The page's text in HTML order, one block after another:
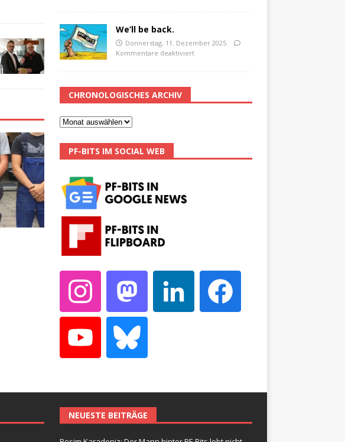
We’ll be back.
Donnerstag, 11. Dezember 2025
Kommentare deaktiviert
CHRONOLOGISCHES ARCHIV
PF-BITS IM SOCIAL WEB
NEUESTE BEITRÄGE